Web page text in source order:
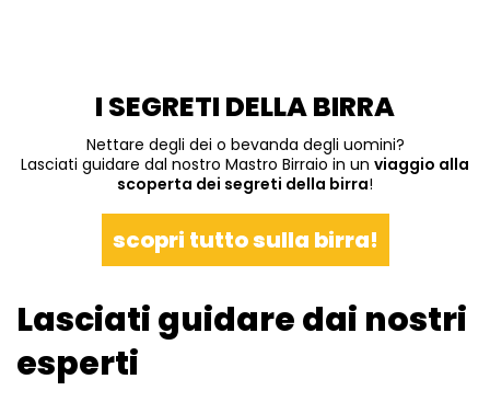
I SEGRETI DELLA BIRRA
Nettare degli dei o bevanda degli uomini?
Lasciati guidare dal nostro Mastro Birraio in un viaggio alla
scoperta dei segreti della birra!
scopri tutto sulla birra!
Lasciati guidare dai nostri
esperti